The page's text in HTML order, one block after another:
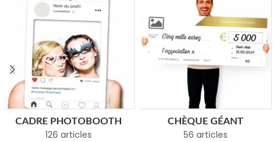
CADRE PHOTOBOOTH
126 articles
CHÈQUE GÉANT
56 articles